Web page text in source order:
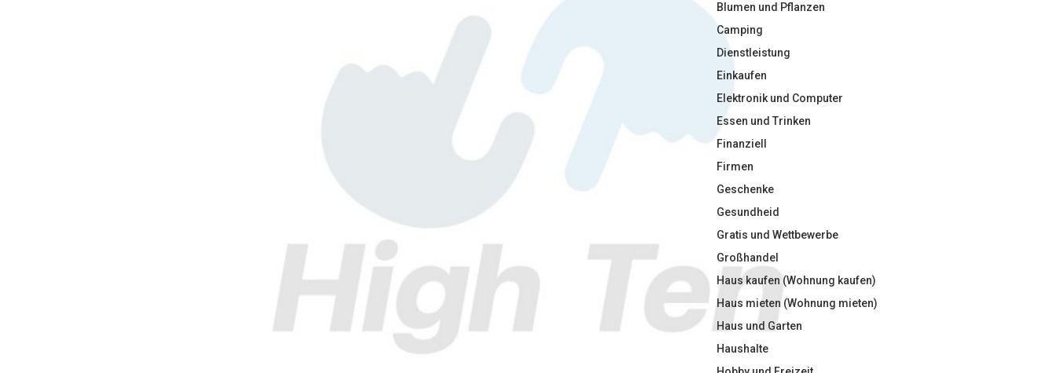
Blumen und Pflanzen
Camping
Dienstleistung
Einkaufen
Elektronik und Computer
Essen und Trinken
Finanziell
Firmen
Geschenke
Gesundheid
Gratis und Wettbewerbe
Großhandel
Haus kaufen (Wohnung kaufen)
Haus mieten (Wohnung mieten)
Haus und Garten
Haushalte